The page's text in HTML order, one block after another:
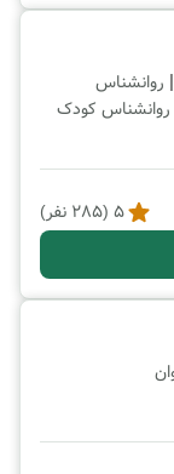
| روانشناس
روانشناس کودک
5
(
285 نفر)